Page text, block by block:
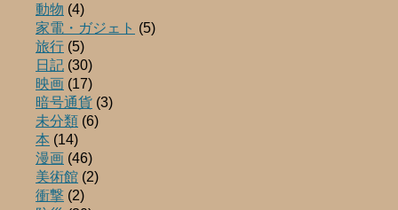
動物 (4)
家電・ガジェト (5)
旅行 (5)
日記 (30)
映画 (17)
暗号通貨 (3)
未分類 (6)
本 (14)
漫画 (46)
美術館 (2)
衝撃 (2)